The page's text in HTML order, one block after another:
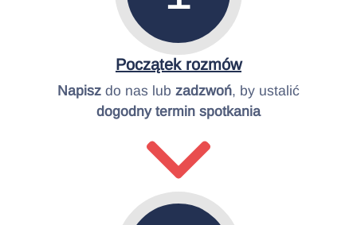
Początek rozmów
Napiszdo nas lub zadzwoń, by ustalić
dogodny termin spotkania